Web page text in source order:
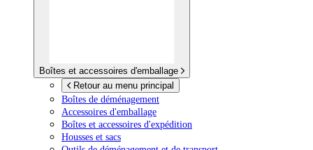
Boîtes et accessoires d'emballage
Retour au menu principal
Boîtes de déménagement
Accessoires d'emballage
Boîtes et accessoires d'expédition
Housses et sacs